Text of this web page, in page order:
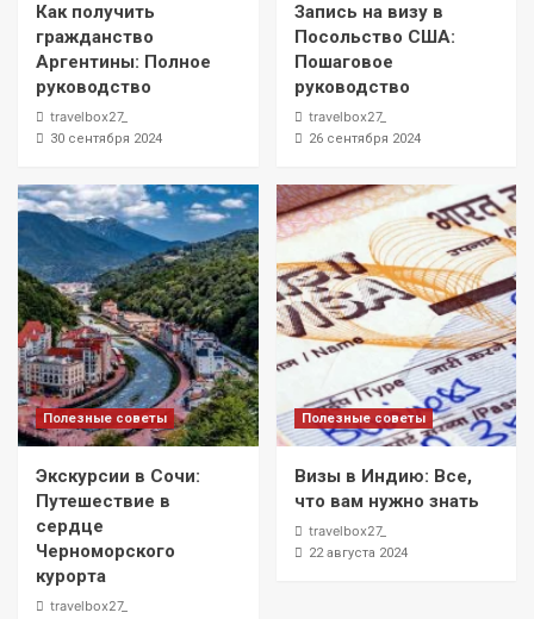
Как получить
гражданство
Аргентины: Полное
руководство
travelbox27_
30 сентября 2024
Запись на визу в
Посольство США:
Пошаговое
руководство
travelbox27_
26 сентября 2024
Полезные советы
Экскурсии в Сочи:
Путешествие в
сердце
Черноморского
курорта
travelbox27_
Полезные советы
Визы в Индию: Все,
что вам нужно знать
travelbox27_
22 августа 2024